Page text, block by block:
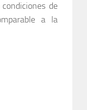
de
a la